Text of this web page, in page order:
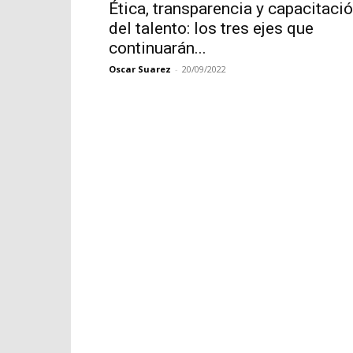
Ética, transparencia y
del talento: los tres ejes que
continuarán...
Oscar Suarez - 20/09/2022